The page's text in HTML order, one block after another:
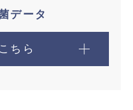
データ
ちら